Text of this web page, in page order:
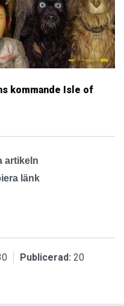
kommande Isle of
artikeln
länk
Publicerad: 20